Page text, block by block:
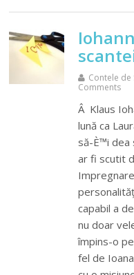
Contele de
Comments
Â Klaus
lună ca
să-È™i dea
ar fi scutit
capabil a
nu doar
împins-o
fel de